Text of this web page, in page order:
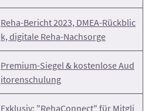
Reha-Bericht 2023, DMEA-Rückblic
k, digitale Reha-Nachsorge
Premium-Siegel & kostenlose Aud
itorenschulung
Exklusiv: "RehaConnect" für Mitgli